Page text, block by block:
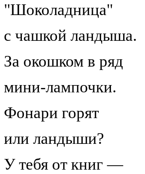
"Шоколадница"
с чашкой ландыша.
За окошком в ряд
мини-лампочки.
Фонари горят
или ландыши?
У тебя от книг —